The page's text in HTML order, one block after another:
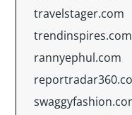
travelstager.com
trendinspires.com
rannyephul.com